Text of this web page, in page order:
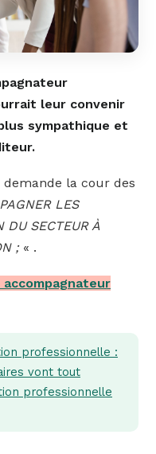
leur convenir
sympathique et
la cour des
LES
DU SECTEUR À
; « .
professionnelle :
vont tout
professionnelle